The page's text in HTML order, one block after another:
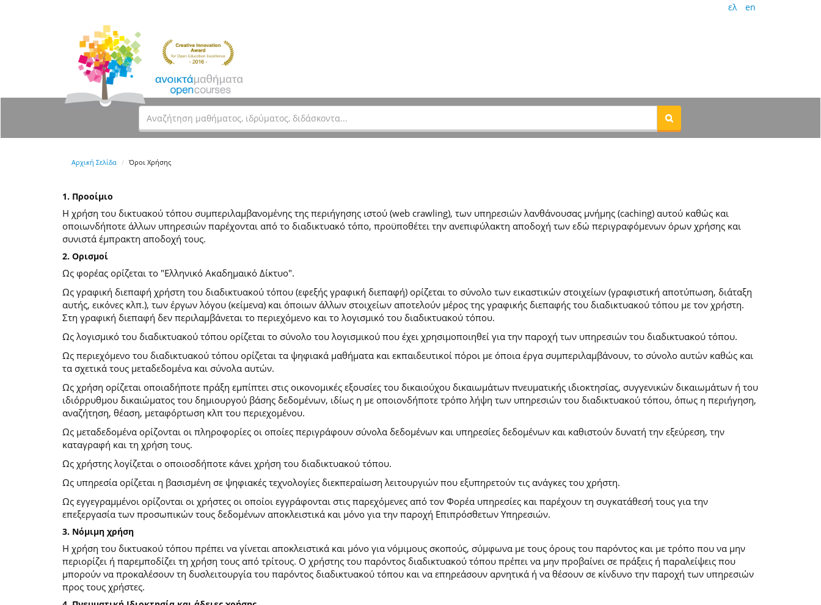
ελ en
Αρχική Σελίδα Όροι Χρήσης
1. Προοίμιο
Η χρήση του δικτυακού τόπου συμπεριλαμβανομένης της περιήγησης ιστού (web crawling), των υπηρεσιών λανθάνουσας μνήμης (caching) αυτού καθώς και
οποιωνδήποτε άλλων υπηρεσιών παρέχονται από το διαδικτυακό τόπο, προϋποθέτει την ανεπιφύλακτη αποδοχή των εδώ περιγραφόμενων όρων χρήσης και
συνιστά έμπρακτη αποδοχή τους.
2. Ορισμοί
Ως φορέας ορίζεται το "Ελληνικό Ακαδημαικό Δίκτυο".
Ως γραφική διεπαφή χρήστη του διαδικτυακού τόπου (εφεξής γραφική διεπαφή) ορίζεται το σύνολο των εικαστικών στοιχείων (γραφιστική αποτύπωση, διάταξη
αυτής, εικόνες κλπ.), των έργων λόγου (κείμενα) και όποιων άλλων στοιχείων αποτελούν μέρος της γραφικής διεπαφής του διαδικτυακού τόπου με τον χρήστη.
Στη γραφική διεπαφή δεν περιλαμβάνεται το περιεχόμενο και το λογισμικό του διαδικτυακού τόπου.
Ως λογισμικό του διαδικτυακού τόπου ορίζεται το σύνολο του λογισμικού που έχει χρησιμοποιηθεί για την παροχή των υπηρεσιών του διαδικτυακού τόπου.
Ως περιεχόμενο του διαδικτυακού τόπου ορίζεται τα ψηφιακά μαθήματα και εκπαιδευτικοί πόροι με όποια έργα συμπεριλαμβάνουν, το σύνολο αυτών καθώς και
τα σχετικά τους μεταδεδομένα και σύνολα αυτών.
Ως χρήση ορίζεται οποιαδήποτε πράξη εμπίπτει στις οικονομικές εξουσίες του δικαιούχου δικαιωμάτων πνευματικής ιδιοκτησίας, συγγενικών δικαιωμάτων ή του
ιδιόρρυθμου δικαιώματος του δημιουργού βάσης δεδομένων, ιδίως η με οποιονδήποτε τρόπο λήψη των υπηρεσιών του διαδικτυακού τόπου, όπως η περιήγηση,
αναζήτηση, θέαση, μεταφόρτωση κλπ του περιεχομένου.
Ως μεταδεδομένα ορίζονται οι πληροφορίες οι οποίες περιγράφουν σύνολα δεδομένων και υπηρεσίες δεδομένων και καθιστούν δυνατή την εξεύρεση, την
καταγραφή και τη χρήση τους.
Ως χρήστης λογίζεται ο οποιοσδήποτε κάνει χρήση του διαδικτυακού τόπου.
Ως υπηρεσία ορίζεται η βασισμένη σε ψηφιακές τεχνολογίες διεκπεραίωση λειτουργιών που εξυπηρετούν τις ανάγκες του χρήστη.
Ως εγγεγραμμένοι ορίζονται οι χρήστες οι οποίοι εγγράφονται στις παρεχόμενες από τον Φορέα υπηρεσίες και παρέχουν τη συγκατάθεσή τους για την
επεξεργασία των προσωπικών τους δεδομένων αποκλειστικά και μόνο για την παροχή Επιπρόσθετων Υπηρεσιών.
3. Νόμιμη χρήση
Η χρήση του δικτυακού τόπου πρέπει να γίνεται αποκλειστικά και μόνο για νόμιμους σκοπούς, σύμφωνα με τους όρους του παρόντος και με τρόπο που να μην
περιορίζει ή παρεμποδίζει τη χρήση τους από τρίτους. Ο χρήστης του παρόντος διαδικτυακού τόπου πρέπει να μην προβαίνει σε πράξεις ή παραλείψεις που
μπορούν να προκαλέσουν τη δυσλειτουργία του παρόντος διαδικτυακού τόπου και να επηρεάσουν αρνητικά ή να θέσουν σε κίνδυνο την παροχή των υπηρεσιών
προς τους χρήστες.